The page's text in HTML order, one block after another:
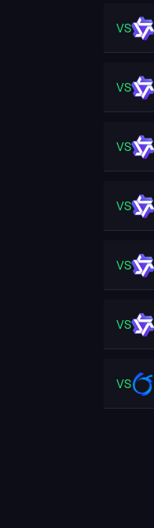
VS
VS
VS
VS
VS
VS
VS